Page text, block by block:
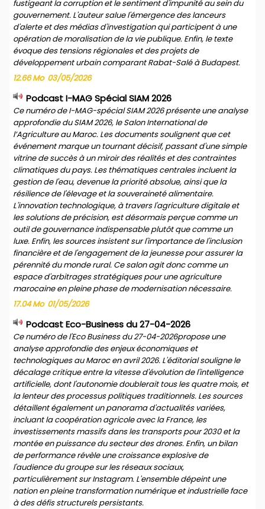
fustigeant la corruption et le sentiment d'impunité au sein du
gouvernement. L'auteur salue l'émergence des lanceurs
d'alerte et des médias d'investigation qui participent à une
opération de moralisation de la vie publique. Enfin, le texte
évoque des tensions régionales et des projets de
développement urbain comparant Rabat-Salé à Budapest.
12.66 Mo 03/05/2026
Podcast I-MAG Spécial SIAM 2026
Ce numéro de I-MAG-spécial SIAM 2026 présente une analyse
approfondie du SIAM 2026, le Salon International de
l’Agriculture au Maroc. Les documents soulignent que cet
événement marque un tournant décisif, passant d'une simple
vitrine de succès à un miroir des réalités et des contraintes
climatiques du pays. Les thématiques centrales incluent la
gestion de l'eau, devenue la priorité absolue, ainsi que la
résilience de l'élevage et la souveraineté alimentaire.
L'innovation technologique, à travers l'agriculture digitale et
les solutions de précision, est désormais perçue comme un
outil de gouvernance indispensable plutôt que comme un
luxe. Enfin, les sources insistent sur l'importance de l'inclusion
financière et de l'engagement de la jeunesse pour assurer la
pérennité du monde rural. Ce salon agit donc comme un
espace d'arbitrages stratégiques pour une agriculture
marocaine en pleine phase de modernisation nécessaire.
17.04 Mo 01/05/2026
Podcast Eco-Business du 27-04-2026
Ce numéro de l'Eco Business du 27-04-2026propose une
analyse approfondie des enjeux économiques et
technologiques au Maroc en avril 2026. L'éditorial souligne le
décalage critique entre la vitesse d'évolution de l'intelligence
artificielle, dont l'autonomie doublerait tous les quatre mois, et
la lenteur des processus politiques traditionnels. Les sources
détaillent également un panorama d'actualités variées,
incluant la coopération agricole avec la France, les
investissements massifs dans les transports pour 2030 et la
montée en puissance du secteur des drones. Enfin, un bilan
de performance révèle une croissance explosive de
l'audience du groupe sur les réseaux sociaux,
particulièrement sur Instagram. L'ensemble dépeint une
nation en pleine transformation numérique et industrielle face
à des défis structurels persistants.